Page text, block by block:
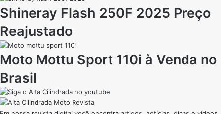
Shineray Flash 250F 2025 Preço
Reajustado
Moto Mottu Sport 110i à Venda no
Brasil